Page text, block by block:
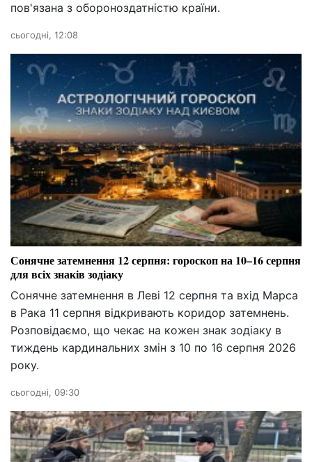
пов'язана з обороноздатністю країни.
сьогодні, 12:08
Сонячне затемнення 12 серпня: гороскоп на 10–16 серпня
для всіх знаків зодіаку
Сонячне затемнення в Леві 12 серпня та вхід Марса
в Рака 11 серпня відкривають коридор затемнень.
Розповідаємо, що чекає на кожен знак зодіаку в
тиждень кардинальних змін з 10 по 16 серпня 2026
року.
сьогодні, 09:30